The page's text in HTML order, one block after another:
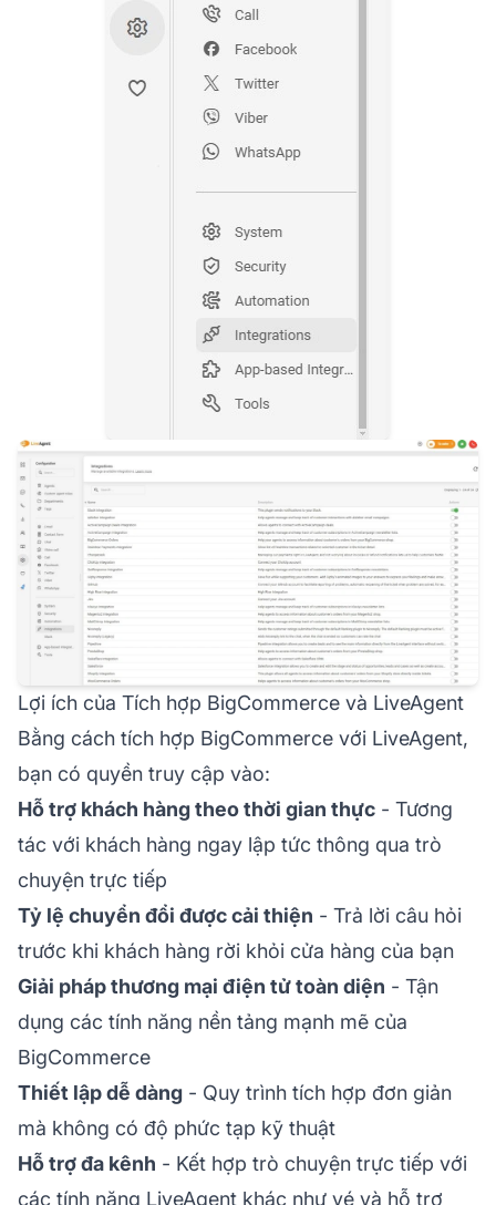
Lợi ích của Tích hợp BigCommerce và LiveAgent
Bằng cách tích hợp BigCommerce với LiveAgent,
bạn có quyền truy cập vào:
Hỗ trợ khách hàng theo thời gian thực - Tương
tác với khách hàng ngay lập tức thông qua trò
chuyện trực tiếp
Tỷ lệ chuyển đổi được cải thiện - Trả lời câu hỏi
trước khi khách hàng rời khỏi cửa hàng của bạn
Giải pháp thương mại điện tử toàn diện - Tận
dụng các tính năng nền tảng mạnh mẽ của
BigCommerce
Thiết lập dễ dàng - Quy trình tích hợp đơn giản
mà không có độ phức tạp kỹ thuật
Hỗ trợ đa kênh - Kết hợp trò chuyện trực tiếp với
các tính năng LiveAgent khác như vé và hỗ trợ